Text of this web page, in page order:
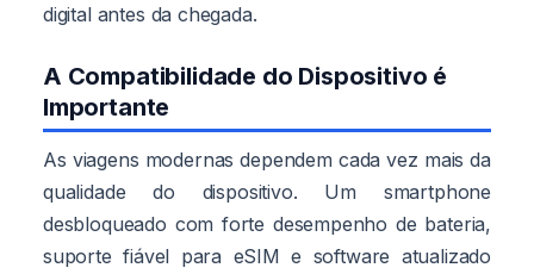
digital antes da chegada.
A Compatibilidade do Dispositivo é
Importante
As viagens modernas dependem cada vez mais da
qualidade do dispositivo. Um smartphone
desbloqueado com forte desempenho de bateria,
suporte fiável para eSIM e software atualizado